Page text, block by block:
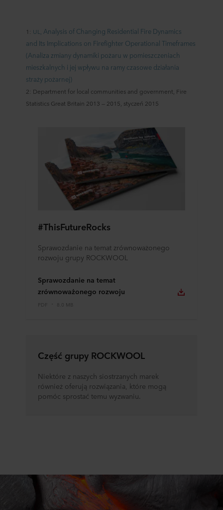
1: UL, Analysis of Changing Residential Fire Dynamics
and Its Implications on Firefighter Operational Timeframes
(Analiza zmiany dynamiki pożaru w pomieszczeniach
mieszkalnych i jej wpływu na ramy czasowe działania
straży pożarnej)
2: Department for local communities and government, Fire
Statistics Great Britain 2013 — 2015, styczeń 2015
#ThisFutureRocks
Sprawozdanie na temat zrównoważonego
rozwoju grupy ROCKWOOL
Sprawozdanie na temat
zrównoważonego rozwoju
PDF 8.0 MB
Część grupy ROCKWOOL
Niektóre z naszych siostrzanych marek
również oferują rozwiązania, które mogą
pomóc sprostać temu wyzwaniu.